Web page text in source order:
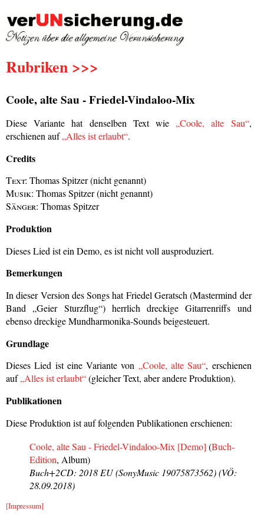
Rubriken >>>
Coole, alte Sau - Friedel-Vindaloo-Mix
Diese Variante hat denselben Text wie „Coole, alte Sau“,
erschienen auf„Alles ist erlaubt“.
Credits
Text: Thomas Spitzer (nicht genannt)
Musik: Thomas Spitzer (nicht genannt)
Sänger: Thomas Spitzer
Produktion
Dieses Lied ist ein Demo, es ist nicht voll ausproduziert.
Bemerkungen
In dieser Version des Songs hat Friedel Geratsch (Mastermind der
Band „Geier Sturzflug“) herrlich dreckige Gitarrenriffs und
ebenso dreckige Mundharmonika-Sounds beigesteuert.
Grundlage
Dieses Lied ist eine Variante von „Coole, alte Sau“, erschienen
auf„Alles ist erlaubt“(gleicher Text, aber andere Produktion).
Publikationen
Diese Produktion ist auf folgenden Publikationen erschienen:
Coole, alte Sau - Friedel-Vindaloo-Mix [Demo] (Buch-
Edition, Album)
Buch+2CD: 2018 EU (SonyMusic 19075873562) (VÖ:
28.09.2018)
[Impressum]